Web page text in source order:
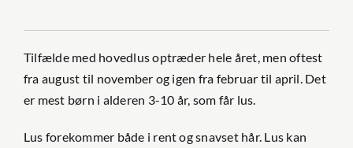
Tilfælde med hovedlus optræder hele året, men oftest
fra august til november og igen fra februar til april. Det
er mest børn i alderen 3-10 år, som får lus.
Lus forekommer både i rent og snavset hår. Lus kan